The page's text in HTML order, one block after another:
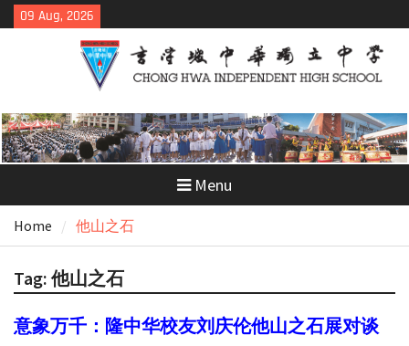
Skip
to
09 Aug, 2026
Menu
Home 他山之石
Tag: 他山之石
意象万千：隆中华校友刘庆伦他山之石展对谈